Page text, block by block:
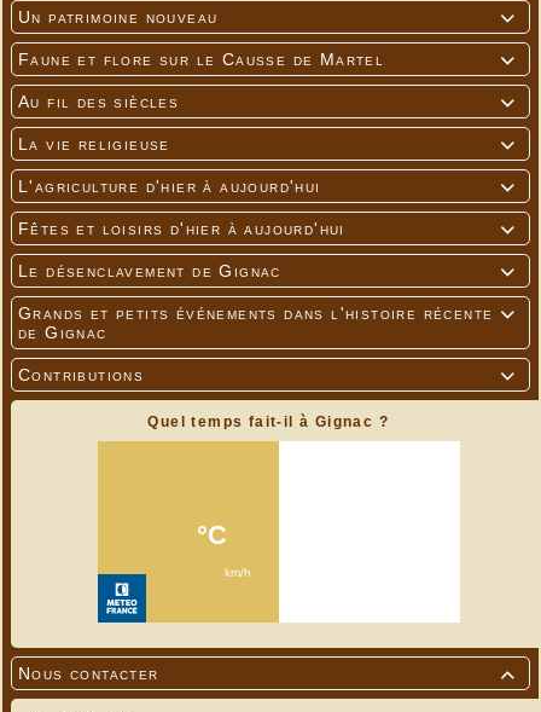

Un patrimoine nouveau

Faune et flore sur le Causse de Martel

Au fil des siècles

La vie religieuse

L'agriculture d'hier à aujourd'hui

Fêtes et loisirs d'hier à aujourd'hui

Le désenclavement de Gignac

Grands et petits événements dans l'histoire récente
de Gignac

Contributions
Quel temps fait-il à Gignac ?

Nous contacter